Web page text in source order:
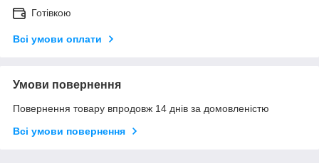
Готівкою
Всі умови оплати
Умови повернення
Повернення товару впродовж 14 днів за домовленістю
Всі умови повернення